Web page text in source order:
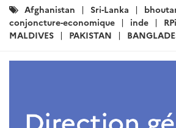
Catégories
:
Afghanistan Sri-Lanka
conjoncture-economique
inde
MALDIVES
PAKISTAN